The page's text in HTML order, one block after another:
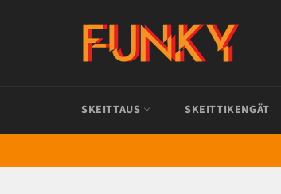
SKEITTAUS SKEITTIKENGÄT